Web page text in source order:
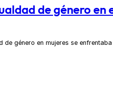
de género en
de género en mujeres se